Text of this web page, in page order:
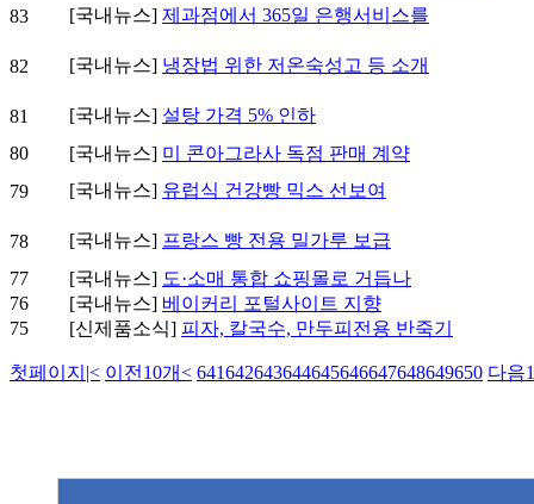
83
[국내뉴스] 제과점에서 365일 은행서비스를
82 [국내뉴스] 냉장법 위한 저온숙성고 등 소개
81 [국내뉴스] 설탕 가격 5% 인하
80
[국내뉴스] 미 콘아그라사 독점 판매 계약
79
[국내뉴스] 유럽식 건강빵 믹스 선보여
78 [국내뉴스] 프랑스 빵 전용 밀가루 보급
77
[국내뉴스] 도·소매 통합 쇼핑몰로 거듭나
76
[국내뉴스] 베이커리 포털사이트 지향
75
[신제품소식] 피자, 칼국수, 만두피전용 반죽기
첫페이지 |< 이전10개< 641642643644645646647648649650 다음